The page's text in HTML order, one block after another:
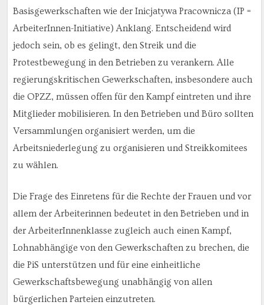
Basisgewerkschaften wie der Inicjatywa Pracownicza (IP =
ArbeiterInnen-Initiative) Anklang. Entscheidend wird
jedoch sein, ob es gelingt, den Streik und die
Protestbewegung in den Betrieben zu verankern. Alle
regierungskritischen Gewerkschaften, insbesondere auch
die OPZZ, müssen offen für den Kampf eintreten und ihre
Mitglieder mobilisieren. In den Betrieben und Büro sollten
Versammlungen organisiert werden, um die
Arbeitsniederlegung zu organisieren und Streikkomitees
zu wählen.
Die Frage des Einretens für die Rechte der Frauen und vor
allem der Arbeiterinnen bedeutet in den Betrieben und in
der ArbeiterInnenklasse zugleich auch einen Kampf,
Lohnabhängige von den Gewerkschaften zu brechen, die
die PiS unterstützen und für eine einheitliche
Gewerkschaftsbewegung unabhängig von allen
bürgerlichen Parteien einzutreten.